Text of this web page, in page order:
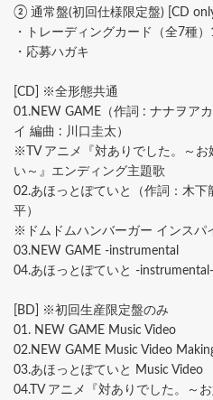
② 通常盤(初回仕様限定盤) [CD
・トレーディングカード（全7種）
・応募ハガキ
[CD] ※全形態共通
01.NEW GAME（作詞 : ナナヲア
イ 編曲 : 川口圭太）
※TV アニメ『対ありでした。～
い～』エンディング主題歌
02.あほっとぽていと（作詞：木下
平）
※ドムドムハンバーガー インスパ
03.NEW GAME -instrumental
04.あほっとぽていと -instrumental-
[BD] ※初回生産限定盤のみ
01. NEW GAME Music Video
02.NEW GAME Music Video
03.あほっとぽていと Music Video
04.TV アニメ『対ありでした。～